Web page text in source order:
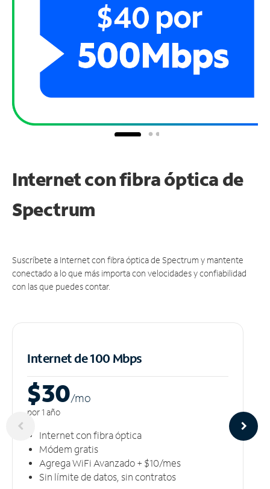
Internet con fibra óptica de
Spectrum
Suscríbete a Internet con fibra óptica de Spectrum y mantente
conectado a lo que más importa con velocidades y confiabilidad
con las que puedes contar.
Internet de 100 Mbps
$30/mo
por 1 año
Internet con fibra óptica
Módem gratis
Agrega WiFi Avanzado + $10/mes
Sin límite de datos, sin contratos